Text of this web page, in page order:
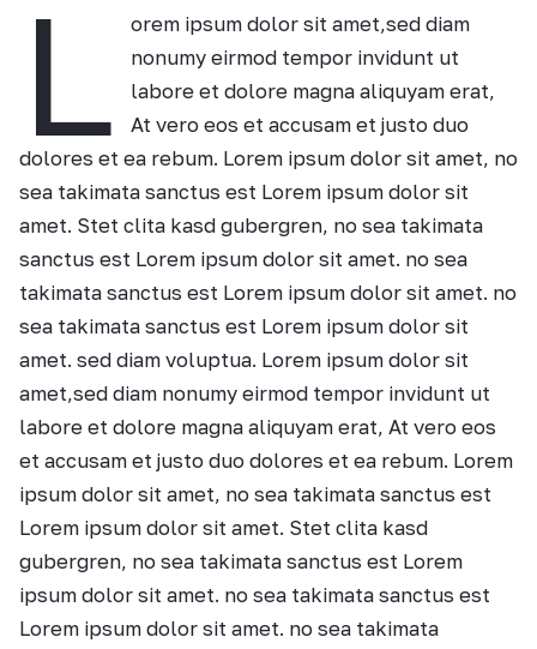
L
orem ipsum dolor sit amet,sed diam
nonumy eirmod tempor invidunt ut
labore et dolore magna aliquyam erat,
At vero eos et accusam et justo duo
dolores et ea rebum. Lorem ipsum dolor sit amet, no
sea takimata sanctus est Lorem ipsum dolor sit
amet. Stet clita kasd gubergren, no sea takimata
sanctus est Lorem ipsum dolor sit amet. no sea
takimata sanctus est Lorem ipsum dolor sit amet. no
sea takimata sanctus est Lorem ipsum dolor sit
amet. sed diam voluptua. Lorem ipsum dolor sit
amet,sed diam nonumy eirmod tempor invidunt ut
labore et dolore magna aliquyam erat, At vero eos
et accusam et justo duo dolores et ea rebum. Lorem
ipsum dolor sit amet, no sea takimata sanctus est
Lorem ipsum dolor sit amet. Stet clita kasd
gubergren, no sea takimata sanctus est Lorem
ipsum dolor sit amet. no sea takimata sanctus est
Lorem ipsum dolor sit amet. no sea takimata